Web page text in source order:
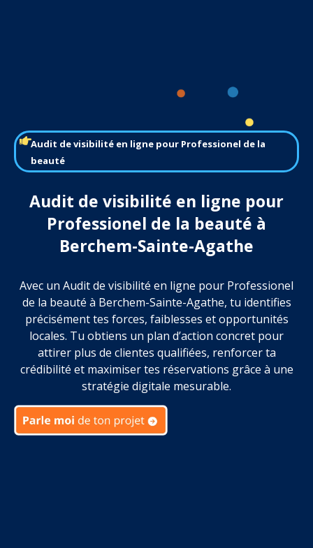
Audit de visibilité en ligne pour Professionel de la
beauté
Audit de visibilité en ligne pour
Professionel de la beauté à
Berchem-Sainte-Agathe
Avec un Audit de visibilité en ligne pour Professionel
de la beauté à Berchem-Sainte-Agathe, tu identifies
précisément tes forces, faiblesses et opportunités
locales. Tu obtiens un plan d’action concret pour
attirer plus de clientes qualifiées, renforcer ta
crédibilité et maximiser tes réservations grâce à une
stratégie digitale mesurable.